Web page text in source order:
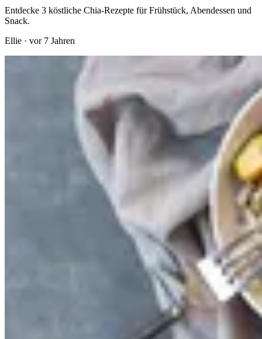
Entdecke 3 köstliche Chia-Rezepte für Frühstück, Abendessen und
Snack.
Ellie · vor 7 Jahren